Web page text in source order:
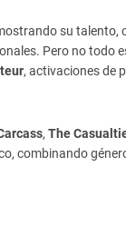
su talento,
Pero no todo
, activaciones de
, The
combinando